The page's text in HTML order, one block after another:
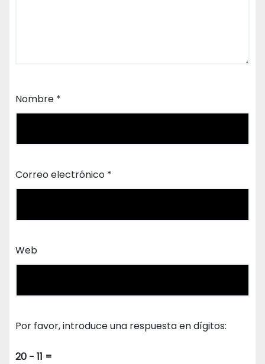
Nombre *
Correo electrónico *
Web
Por favor, introduce una respuesta en dígitos:
20 − 11 =